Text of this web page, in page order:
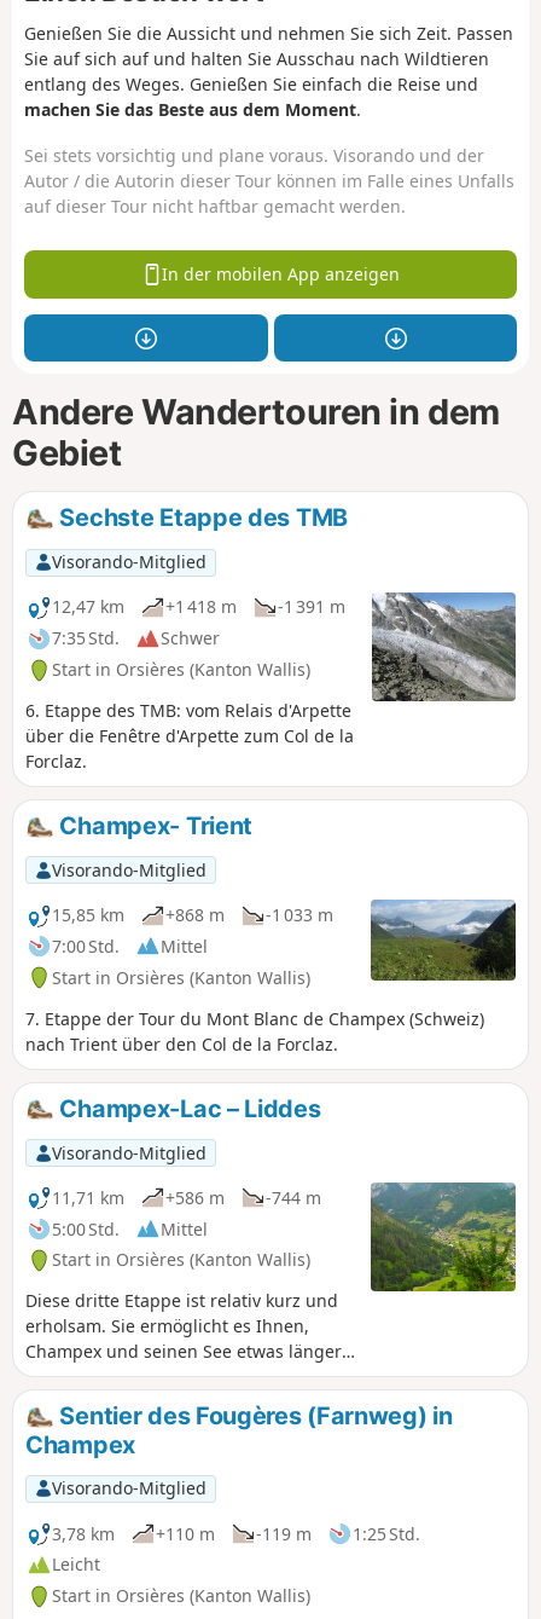
Genießen Sie die Aussicht und nehmen Sie sich Zeit. Passen
Sie auf sich auf und halten Sie Ausschau nach Wildtieren
entlang des Weges. Genießen Sie einfach die Reise und
machen Sie das Beste aus dem Moment.
Sei stets vorsichtig und plane voraus. Visorando und der
Autor / die Autorin dieser Tour können im Falle eines Unfalls
auf dieser Tour nicht haftbar gemacht werden.
In der mobilen App anzeigen
Andere Wandertouren in dem
Gebiet
Sechste Etappe des TMB
Visorando-Mitglied
12,47 km
+1 418 m
-1 391 m
7:35 Std.
Schwer
Start in Orsières (Kanton Wallis)
6. Etappe des TMB: vom Relais d'Arpette
über die Fenêtre d'Arpette zum Col de la
Forclaz.
Champex- Trient
Visorando-Mitglied
15,85 km
+868 m
-1 033 m
7:00 Std.
Mittel
Start in Orsières (Kanton Wallis)
7. Etappe der Tour du Mont Blanc de Champex (Schweiz)
nach Trient über den Col de la Forclaz.
Champex-Lac – Liddes
Visorando-Mitglied
11,71 km
+586 m
-744 m
5:00 Std.
Mittel
Start in Orsières (Kanton Wallis)
Diese dritte Etappe ist relativ kurz und
erholsam. Sie ermöglicht es Ihnen,
Champex und seinen See etwas länger
zu genießen. Nach dem Dorf Orsières
folgen Sie einem Waldweg am linken
Ufer der Dranse d'Entremont, dann am
rechten Ufer, bevor es in den Aufstieg
zum Dorf Liddes geht.
Sentier des Fougères (Farnweg) in
Champex
Visorando-Mitglied
3,78 km
+110 m -119 m
1:25 Std.
Leicht
Start in Orsières (Kanton Wallis)